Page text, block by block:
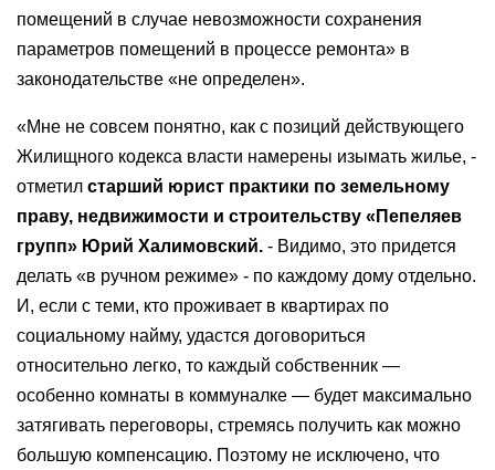
помещений в случае невозможности сохранения
параметров помещений в процессе ремонта» в
законодательстве «не определен».
«Мне не совсем понятно, как с позиций действующего
Жилищного кодекса власти намерены изымать жилье, -
отметил старший юрист практики по земельному
праву, недвижимости и строительству «Пепеляев
групп» Юрий Халимовский. - Видимо, это придется
делать «в ручном режиме» - по каждому дому отдельно.
И, если с теми, кто проживает в квартирах по
социальному найму, удастся договориться
относительно легко, то каждый собственник —
особенно комнаты в коммуналке — будет максимально
затягивать переговоры, стремясь получить как можно
большую компенсацию. Поэтому не исключено, что